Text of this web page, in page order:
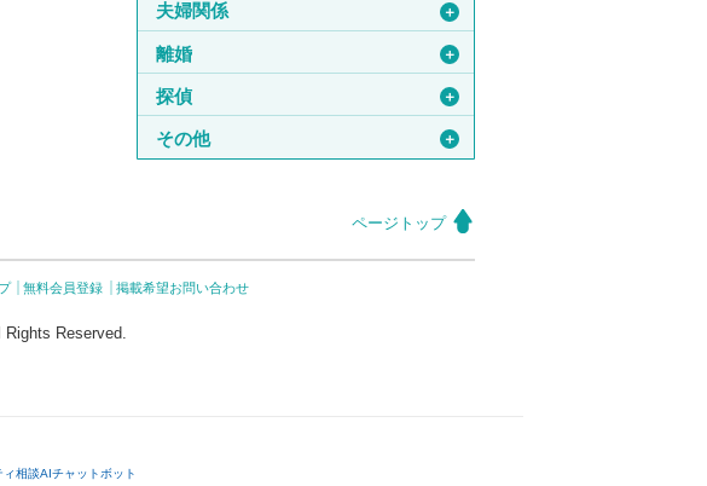
夫婦関係 ＋
離婚 ＋
探偵 ＋
その他 ＋
ページトップ
無料会員登録 掲載希望お問い合わせ
Reserved.
ィ相談AIチャットボット